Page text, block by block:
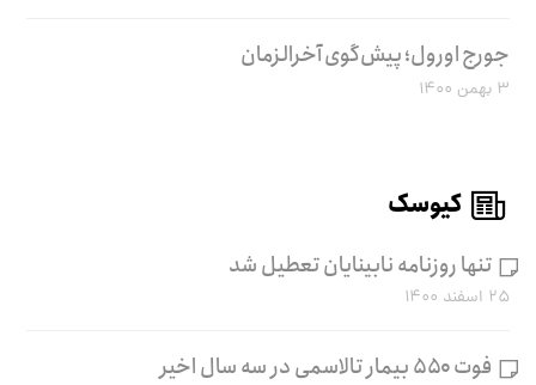
جورج اورول؛ پیش‌گوی آخرالزمان
۳ بهمن ۱۴۰۰
کیوسک
تنها روزنامه نابینایان تعطیل شد
۲۵ اسفند ۱۴۰۰
فوت ۵۵۰ بیمار تالاسمی در سه سال اخیر